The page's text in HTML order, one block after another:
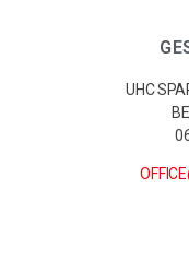
UHC